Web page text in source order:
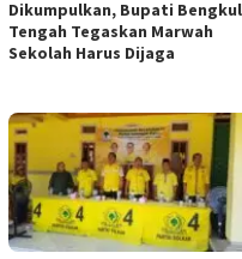
Ratusan Kepala Sekolah
Dikumpulkan, Bupati Bengkulu
Tengah Tegaskan Marwah